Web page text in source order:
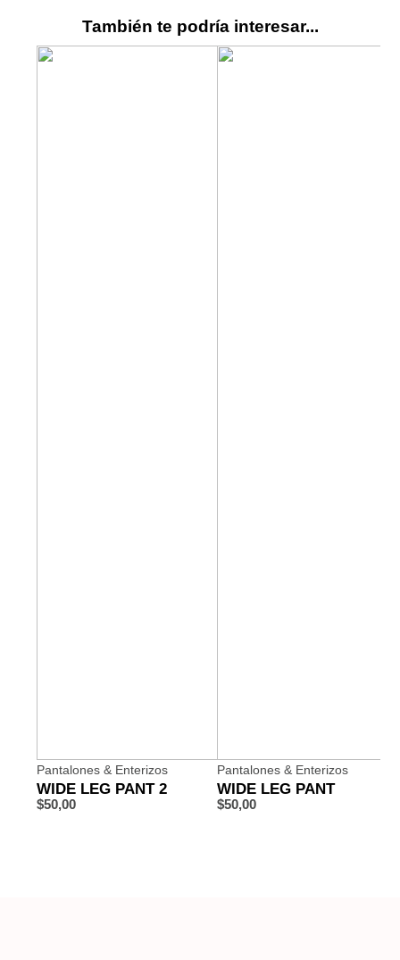
También te podría interesar...
Pantalones & Enterizos
WIDE LEG PANT 2
$50,00
Pantalones & Enterizos
WIDE LEG PANT
$50,00